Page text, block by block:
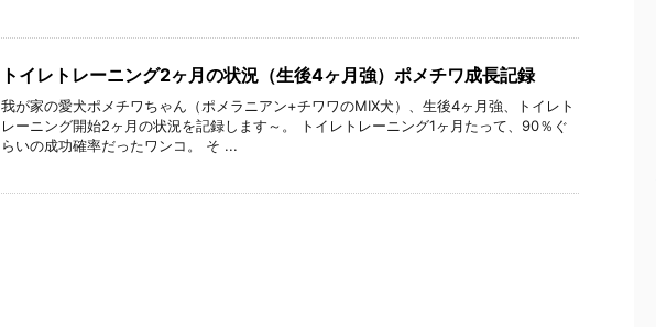
トイレトレーニング2ヶ月の状況（生後4ヶ月強）ポメチワ成長記録
我が家の愛犬ポメチワちゃん（ポメラニアン+チワワのMIX犬）、生後4ヶ月強、トイレト
レーニング開始2ヶ月の状況を記録します～。 トイレトレーニング1ヶ月たって、90％ぐ
らいの成功確率だったワンコ。 そ ...